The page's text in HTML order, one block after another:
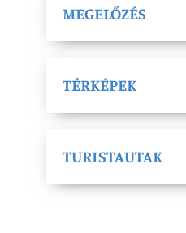
MEGELŐZÉS
TÉRKÉPEK
TURISTAUTAK